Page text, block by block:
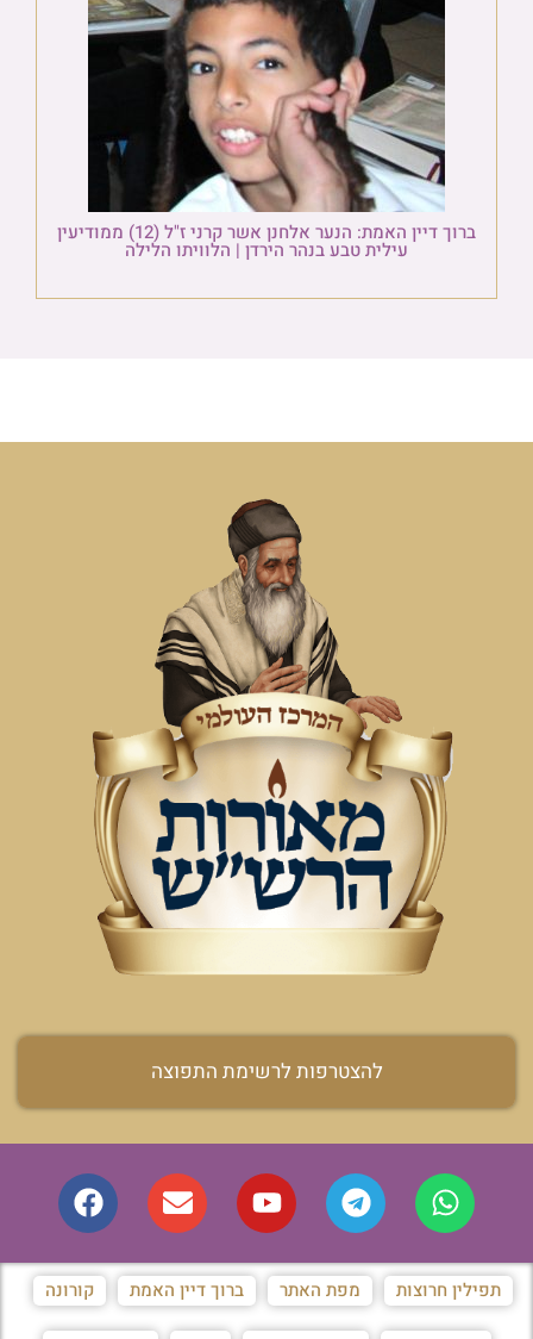
ברוך דיין האמת: הנער אלחנן אשר קרני ז"ל (12) ממודיעין
עילית טבע בנהר הירדן | הלוויתו הלילה
להצטרפות לרשימת התפוצה
תפילין חרוצות מפת האתר ברוך דיין האמת קורונה